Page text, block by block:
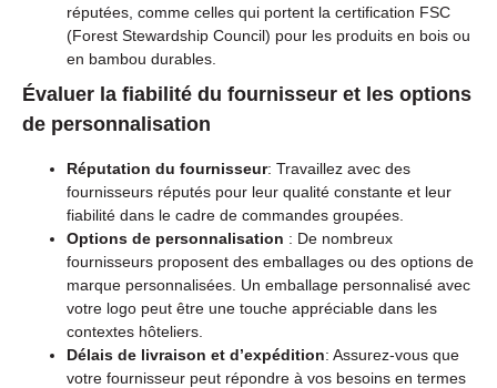
réputées, comme celles qui portent la certification FSC
(Forest Stewardship Council) pour les produits en bois ou
en bambou durables.
Évaluer la fiabilité du fournisseur et les options
de personnalisation
Réputation du fournisseur: Travaillez avec des
fournisseurs réputés pour leur qualité constante et leur
fiabilité dans le cadre de commandes groupées.
Options de personnalisation : De nombreux
fournisseurs proposent des emballages ou des options de
marque personnalisées. Un emballage personnalisé avec
votre logo peut être une touche appréciable dans les
contextes hôteliers.
Délais de livraison et d’expédition: Assurez-vous que
votre fournisseur peut répondre à vos besoins en termes